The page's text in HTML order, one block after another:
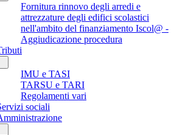
Fornitura rinnovo degli arredi e
attrezzature degli edifici scolastici
nell'ambito del finanziamento Iscol@ -
Aggiudicazione procedura
IMU e TASI
TARSU e TARI
Regolamenti vari
sociali